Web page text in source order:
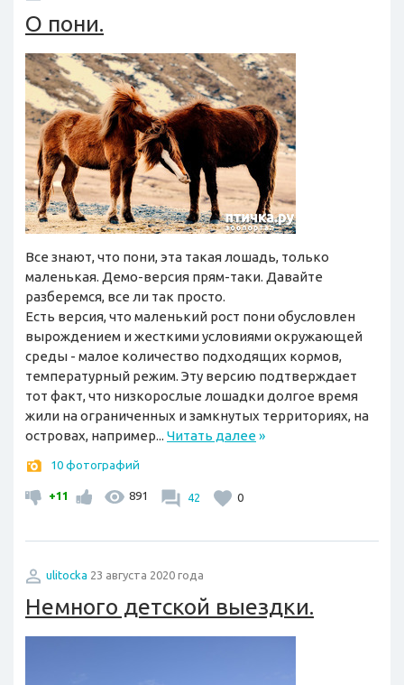
О пони.
Все знают, что пони, эта такая лошадь, только
маленькая. Демо-версия прям-таки. Давайте
разберемся, все ли так просто.
Есть версия, что маленький рост пони обусловлен
вырождением и жесткими условиями окружающей
среды - малое количество подходящих кормов,
температурный режим. Эту версию подтверждает
тот факт, что низкорослые лошадки долгое время
жили на ограниченных и замкнутых территориях, на
островах, например... Читать далее»
10 фотографий
+11 891 42 0
ulitocka 23 августа 2020 года
Немного детской выездки.